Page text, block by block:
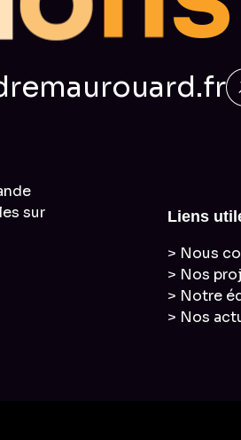
sur
Liens
> Nous
> Nos
> Notre
> Nos